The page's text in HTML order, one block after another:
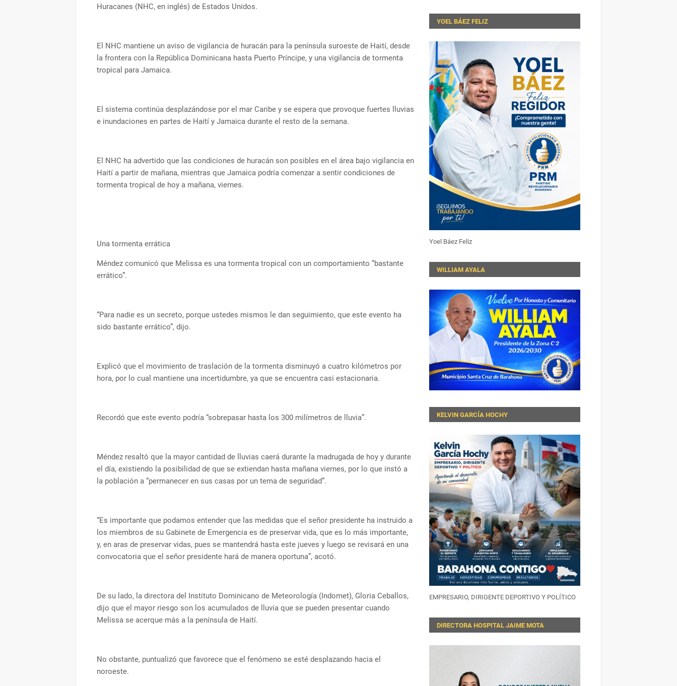
Huracanes (NHC, en inglés) de Estados Unidos.
El NHC mantiene un aviso de vigilancia de huracán para la península suroeste de Haití, desde
la frontera con la República Dominicana hasta Puerto Príncipe, y una vigilancia de tormenta
tropical para Jamaica.
El sistema continúa desplazándose por el mar Caribe y se espera que provoque fuertes lluvias
e inundaciones en partes de Haití y Jamaica durante el resto de la semana.
El NHC ha advertido que las condiciones de huracán son posibles en el área bajo vigilancia en
Haití a partir de mañana, mientras que Jamaica podría comenzar a sentir condiciones de
tormenta tropical de hoy a mañana, viernes.
Una tormenta errática
Méndez comunicó que Melissa es una tormenta tropical con un comportamiento “bastante
errático”.
“Para nadie es un secreto, porque ustedes mismos le dan seguimiento, que este evento ha
sido bastante errático”, dijo.
Explicó que el movimiento de traslación de la tormenta disminuyó a cuatro kilómetros por
hora, por lo cual mantiene una incertidumbre, ya que se encuentra casi estacionaria.
Recordó que este evento podría “sobrepasar hasta los 300 milímetros de lluvia”.
Méndez resaltó que la mayor cantidad de lluvias caerá durante la madrugada de hoy y durante
el día, existiendo la posibilidad de que se extiendan hasta mañana viernes, por lo que instó a
la población a “permanecer en sus casas por un tema de seguridad”.
“Es importante que podamos entender que las medidas que el señor presidente ha instruido a
los miembros de su Gabinete de Emergencia es de preservar vida, que es lo más importante,
y, en aras de preservar vidas, pues se mantendrá hasta este jueves y luego se revisará en una
convocatoria que el señor presidente hará de manera oportuna”, acotó.
De su lado, la directora del Instituto Dominicano de Meteorología (Indomet), Gloria Ceballos,
dijo que el mayor riesgo son los acumulados de lluvia que se pueden presentar cuando
Melissa se acerque más a la península de Haití.
No obstante, puntualizó que favorece que el fenómeno se esté desplazando hacia el
noroeste.
YOEL BÁEZ FELIZ
Yoel Báez Feliz
WILLIAM AYALA
KELVIN GARCÍA HOCHY
EMPRESARIO, DIRIGENTE DEPORTIVO Y POLÍTICO
DIRECTORA HOSPITAL JAIME MOTA